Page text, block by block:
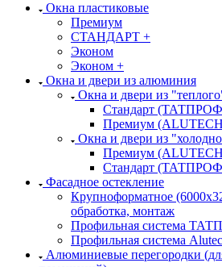
Окна пластиковые
Премиум
СТАНДАРТ +
Эконом
Эконом +
Окна и двери из алюминия
Окна и двери из
Стандарт
Премиум
Окна и двери из
Премиум
Стандарт
Фасадное остекление
Крупноформатное
обработка, монтаж
Профильная система
Профильная система
Алюминиевые перегородки